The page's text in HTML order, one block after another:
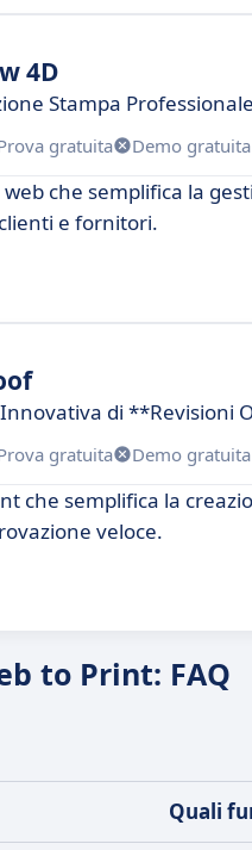
4D
Stampa
gratuita Demo gratuita
che semplifica la
e fornitori.
di **Revisioni
gratuita Demo gratuita
che semplifica la
veloce.
to Print: FAQ
Quali